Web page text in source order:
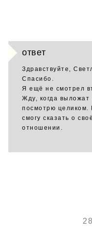
ответ
Здравствуйте,
Спасибо.
Я ещё не смотрел
Жду, когда выложат
посмотрю целиком.
смогу сказать о
отношении.